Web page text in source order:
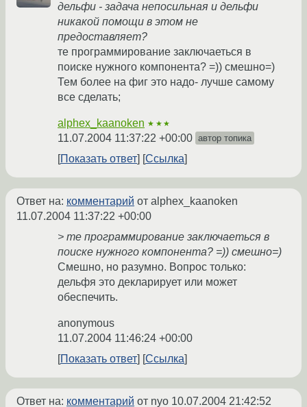
дельфи - задача непосильная и дельфи
никакой помощи в этом не
предоставляет?
те программирование заключаеться в
поиске нужного компонента? =)) смешно=)
Тем более на фиг это надо- лучше самому
все сделать;
alphex_kaanoken ★★★
11.07.2004 11:37:22 +00:00 автор топика
Показать ответ Ссылка
Ответ на: комментарий от alphex_kaanoken
11.07.2004 11:37:22 +00:00
> те программирование заключаеться в
поиске нужного компонента? =)) смешно=)
Смешно, но разумно. Вопрос только:
дельфя это декларирует или может
обеспечить.
anonymous
11.07.2004 11:46:24 +00:00
Показать ответ
Ссылка
Ответ на: комментарий от nyo 10.07.2004 21:42:52